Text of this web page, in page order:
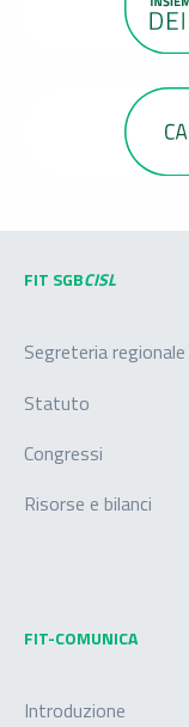
FIT SGBCISL
Segreteria regionale
Statuto
Congressi
Risorse e bilanci
FIT-COMUNICA
Introduzione